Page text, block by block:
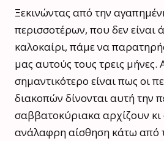
Ξεκινώντας από την
περισσοτέρων, που δεν είναι
καλοκαίρι, πάμε να
μας αυτούς τους τρεις μήνες.
σημαντικότερο είναι πως οι
διακοπών δίνονται αυτή την
σαββατοκύριακα αρχίζουν
ανάλαφρη αίσθηση κάτω από